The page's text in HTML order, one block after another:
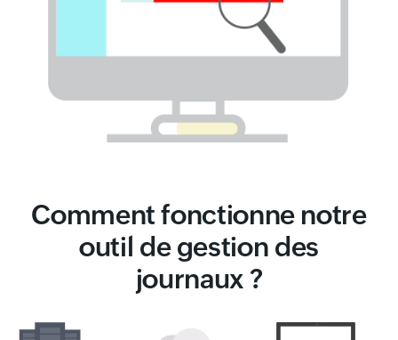
Comment fonctionne notre
outil de gestion des
journaux ?